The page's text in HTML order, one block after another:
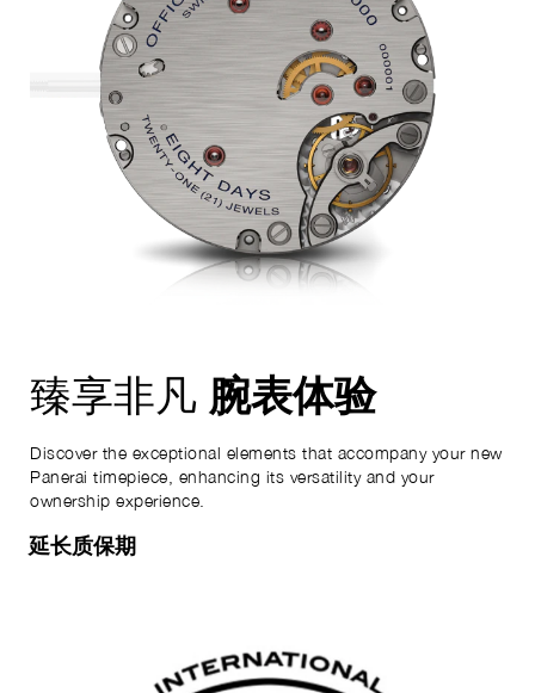
臻享非凡 腕表体验
Discover the exceptional elements that accompany your new
Panerai timepiece, enhancing its versatility and your
ownership experience.
延长质保期